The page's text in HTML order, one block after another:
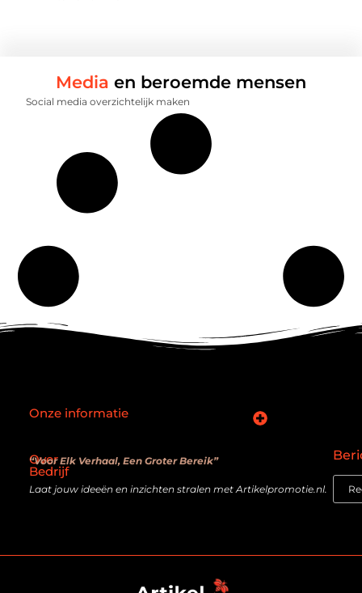
Media en beroemde mensen
Social media overzichtelijk maken
Over
Bedrijf
“Voor Elk Verhaal, Een Groter Bereik”
Laat jouw ideeën en inzichten stralen met Artikelpromotie.nl.
Onze informatie